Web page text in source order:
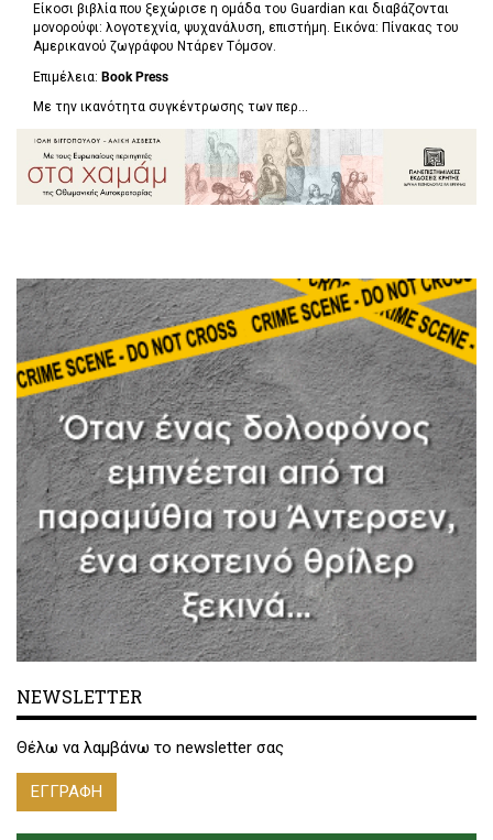
Είκοσι βιβλία που ξεχώρισε η ομάδα του Guardian και διαβάζονται
μονορούφι: λογοτεχνία, ψυχανάλυση, επιστήμη. Εικόνα: Πίνακας του
Αμερικανού ζωγράφου Ντάρεν Τόμσον.
Επιμέλεια: Book Press
Με την ικανότητα συγκέντρωσης των περ...
NEWSLETTER
Θέλω να λαμβάνω το newsletter σας
ΕΓΓΡΑΦΗ